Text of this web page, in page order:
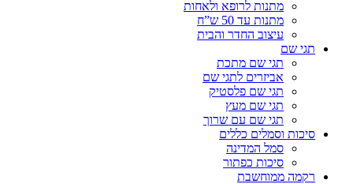
מתנות לרופא ולאחות
מתנות עד 50 ש”ח
עיצוב החדר והבית
תגי שם
תגי שם מתכת
אביזרים לתגי שם
תגי שם פלסטיק
תגי שם מעץ
תגי שם עם שרוך
סיכות וסמלים כללים
סמל המדינה
סיכות כפתור
רקמה ממוחשבת